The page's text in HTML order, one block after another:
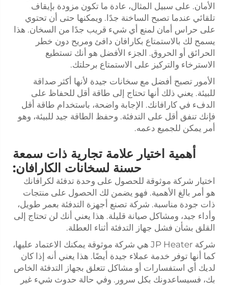
الأمان. على سبيل المثال، عادة ما تكون مزودة بإيقاف
تلقائي عندما تصبح الساخنة جدًا. ويمكنها حتى أن تحتوي
على حراس أمان لمنع أي شيء قريب جدًا من السخان. هذا
يسمح لك بالاستمتاع بكارافان دافئ ومريح دون خطر
الحرائق أو الحروق. الجزء الأفضل هو أنك تستطيع
الاسترخاء والتركيز على الاستمتاع برحلتك.
الأمور تصبح أفضل مع سخانات جيدة لأنها أكثر صداقة
للبيئة. يعني ذلك أنها تحتاج إلى طاقة أقل للحفاظ على
الدفء في كارافانك. الإجابة واضحة، باستخدام طاقة أقل
فإنك تنفق أقل على التدفئة. وحفظ الطاقة جيد للبيئة، وهو
أمر يمكن للجميع دعمه.
أهمية اختيار علامة تجارية ذات سمعة
حسنة لسخانات الكارافان:
اختيار شركة موثوقة للحصول على وحدة تدفئة لكرافانك
هو أمر بالغ الأهمية. فهو يضمن لك الحصول على منتجات
ذات جودة مناسبة. شركة تصنع أجهزة التدفئة بعمر طويل،
وأداء جيد، ومشاكل صيانة قليلة. هذا يعني أنك لن تحتاج إلى
القلق بشأن فشل جهاز التدفئة أثناء العطلة.
شركة JP Heater هي شركة موثوقة يمكنك الاعتماد عليها،
كما أنها توفر خدمة عملاء جيدة أيضًا. هذا يعني أنه إذا كان
لديك أي استفسارات أو مشاكل تتعلق بجهاز التدفئة الخاص
بك، فسيساعدونك بكل سرور. وفي حالة حدوث شيء غير